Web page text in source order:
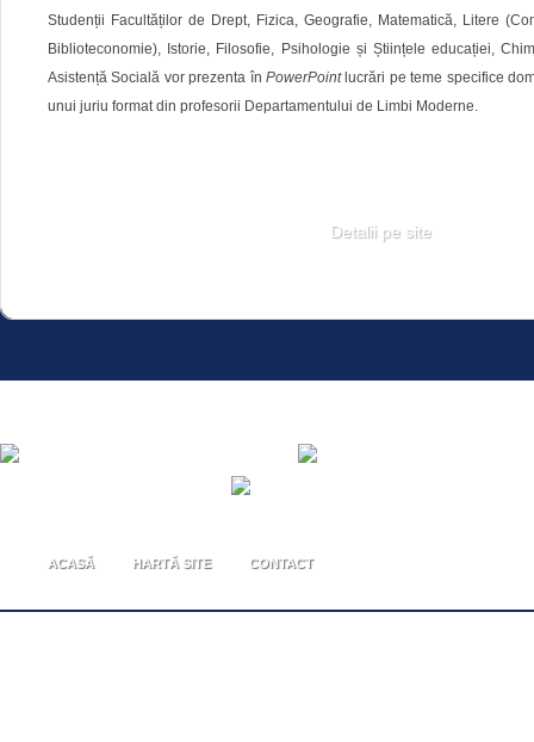
Studenții Facultăților de Drept, Fizica, Geografie, Matematică, Litere
Biblioteconomie), Istorie, Filosofie, Psihologie și Științele educației,
Asistență Socială vor prezenta în PowerPointlucrări pe teme specifice
unui juriu format din profesorii Departamentului de Limbi Moderne.
Detalii pe site
ACASĂ HARTĂ SITE CONTACT